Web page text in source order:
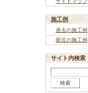
施工例
過去の施工例
最近の施工例
サイト内検索